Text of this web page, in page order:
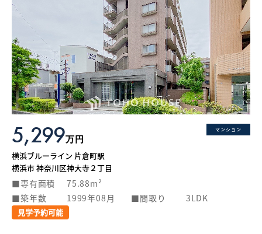
What’s MIRAKARE
スペシャルムービーを見る
マンション
5,299万円
横浜ブルーライン 片倉町駅
横浜市 神奈川区神大寺２丁目
専有面積
75.88m²
築年数
1999年08月 間取り 3LDK
見学予約可能